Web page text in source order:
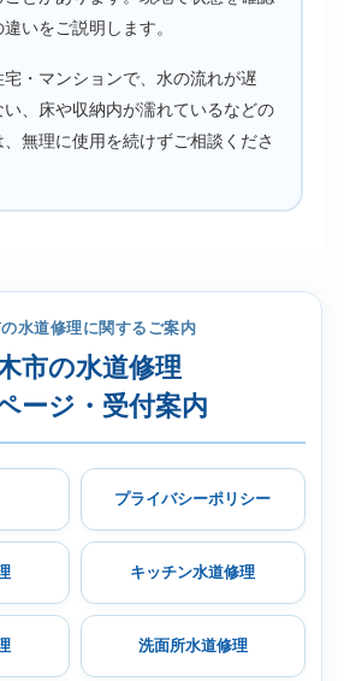
いをご説明します。
・マンションで、水の流れが遅
、床や収納内が濡れているなどの
無理に使用を続けずご相談くださ
水道修理に関するご案内
市の水道修理
ージ・受付案内
プライバシーポリシー
キッチン水道修理
洗面所水道修理